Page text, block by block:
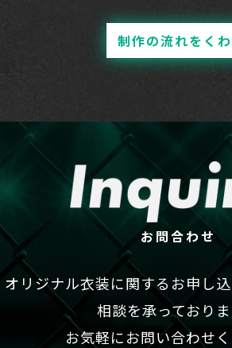
制作の流れをく
お問合わせ
オリジナル衣装に関するお申し
相談を承っておりま
お気軽にお問い合わせく